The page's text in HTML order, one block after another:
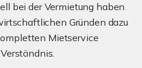
bei der Vermietung haben
Gründen dazu
Mietservice